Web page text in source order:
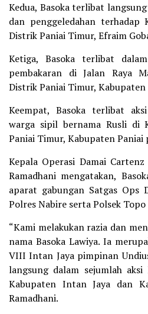
Kedua, Basoka terlibat
dan penggeledahan terhadap
Distrik Paniai Timur, Efraim
Ketiga, Basoka terlibat
pembakaran di Jalan Raya
Distrik Paniai Timur, Kabupaten
Keempat, Basoka terlibat
warga sipil bernama Rusli di
Paniai Timur, Kabupaten Paniai
Kepala Operasi Damai
Ramadhani mengatakan,
aparat gabungan Satgas Ops
Polres Nabire serta Polsek
“Kami melakukan razia dan
nama Basoka Lawiya. Ia
VIII Intan Jaya pimpinan
langsung dalam sejumlah
Kabupaten Intan Jaya dan
Ramadhani.